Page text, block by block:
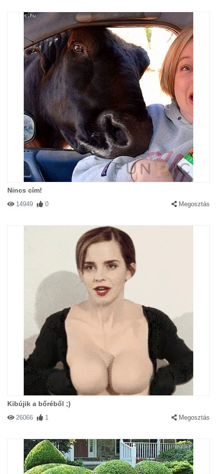
Nincs cím!
14949 0 Megosztás
Kibújik a bőréből ;)
26066 1 Megosztás